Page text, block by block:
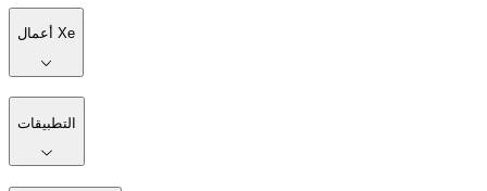
أعمال Xe
التطبيقات